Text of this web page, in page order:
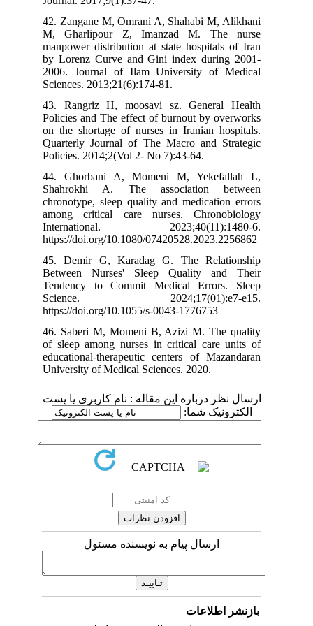
42. Zangane M, Omrani A, Shahabi M, Alikhani
M, Gharlipour Z, Imanzad M. The nurse
manpower distribution at state hospitals of Iran
by Lorenz Curve and Gini index during 2001-
2006. Journal of Ilam University of Medical
Sciences. 2013;21(6):174-81.
43. Rangriz H, moosavi sz. General Health
Policies and The effect of burnout by overworks
on the shortage of nurses in Iranian hospitals.
Quarterly Journal of The Macro and Strategic
Policies. 2014;2(Vol 2- No 7):43-64.
44. Ghorbani A, Momeni M, Yekefallah L,
Shahrokhi A. The association between
chronotype, sleep quality and medication errors
among critical care nurses. Chronobiology
International. 2023;40(11):1480-6.
https://doi.org/10.1080/07420528.2023.2256862
45. Demir G, Karadag G. The Relationship
Between Nurses' Sleep Quality and Their
Tendency to Commit Medical Errors. Sleep
Science. 2024;17(01):e7-e15.
https://doi.org/10.1055/s-0043-1776753
46. Saberi M, Momeni B, Azizi M. The quality
of sleep among nurses in critical care units of
educational-therapeutic centers of Mazandaran
University of Medical Sciences. 2020.
ارسال نظر درباره این مقاله : نام کاربری یا پست
الکترونیک شما:
ارسال پیام به نویسنده مسئول
بازنشر اطلاعات